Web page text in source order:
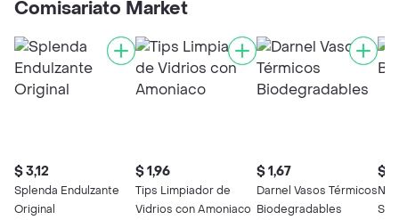
Comisariato Market
$ 3,12
Splenda Endulzante
Original
$ 1,96
Tips Limpiador de
Vidrios con Amoniaco
$ 1,67
Darnel Vasos Térmicos
Biodegradables
$